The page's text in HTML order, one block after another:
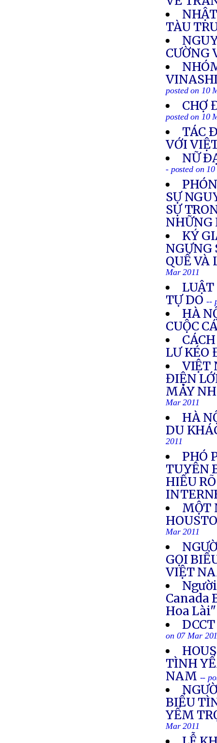
TÀU
CƯỜNG
posted on 10
CHỢ
posted on 10
TÁC
VỚI
NỮ
- posted on
SỰ
SỰ
NHỮNG
KÝ
NGƯNG
QUẾ VÀ
Mar 2011
TỰ DO --
HÀ
CUỘC
LƯ KÉO
VIỆT
ĐIỆN
MÁY
Mar 2011
HÀ
DU
2011
PHÓ
TUYÊN
HIỂU
MỘT
Mar 2011
GỌI
VIỆT
Canada
Hoa
on 07 Mar
TÌNH
NAM --
BIỂU
YỂM
Mar 2011